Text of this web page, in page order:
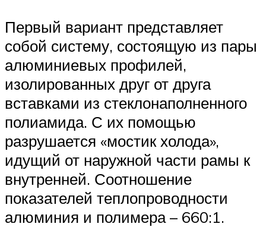
Первый вариант представляет
собой систему, состоящую из пары
алюминиевых профилей,
изолированных друг от друга
вставками из стеклонаполненного
полиамида. С их помощью
разрушается «мостик холода»,
идущий от наружной части рамы к
внутренней. Соотношение
показателей теплопроводности
алюминия и полимера – 660:1.